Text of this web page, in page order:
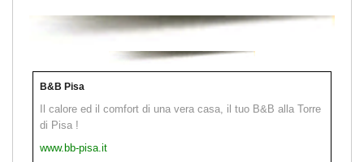
B&B Pisa
Il calore ed il comfort di una vera casa, il tuo B&B alla Torre
di Pisa !
www.bb-pisa.it